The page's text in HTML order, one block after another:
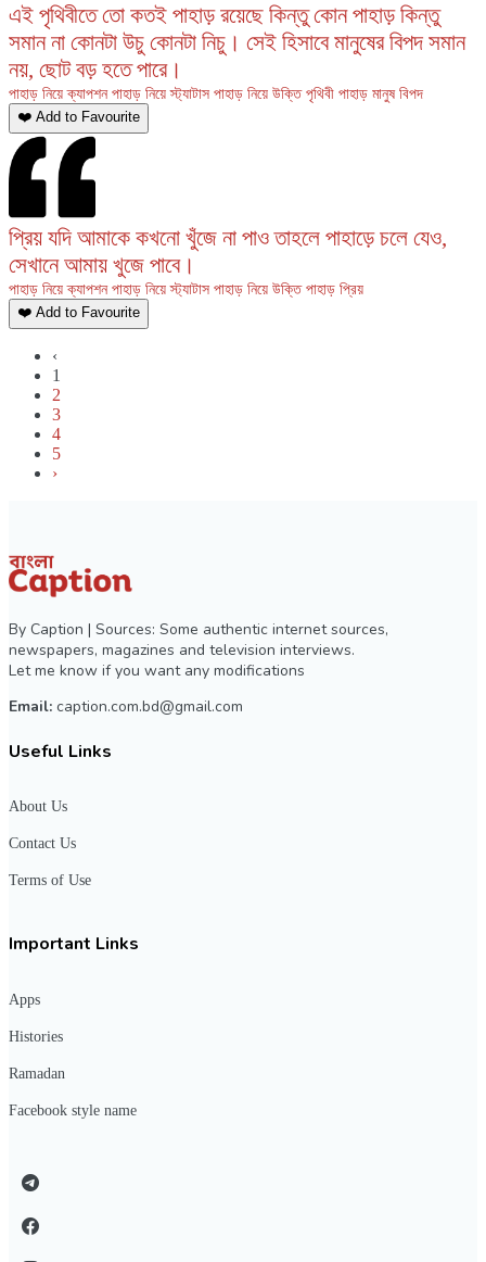
এই পৃথিবীতে তো কতই পাহাড় রয়েছে কিন্তু কোন পাহাড় কিন্তু
সমান না কোনটা উচু কোনটা নিচু। সেই হিসাবে মানুষের বিপদ সমান
নয়, ছোট বড় হতে পারে।
পাহাড় নিয়ে ক্যাপশন পাহাড় নিয়ে স্ট্যাটাস পাহাড় নিয়ে উক্তি পৃথিবী পাহাড় মানুষ বিপদ
❤️ Add to Favourite
প্রিয় যদি আমাকে কখনো খুঁজে না পাও তাহলে পাহাড়ে চলে যেও,
সেখানে আমায় খুজে পাবে।
পাহাড় নিয়ে ক্যাপশন পাহাড় নিয়ে স্ট্যাটাস পাহাড় নিয়ে উক্তি পাহাড় প্রিয়
❤️ Add to Favourite
‹
1
2
3
4
5
›
By Caption | Sources: Some authentic internet sources,
newspapers, magazines and television interviews.
Let me know if you want any modifications
Email: caption.com.bd@gmail.com
Useful Links
About Us
Contact Us
Terms of Use
Important Links
Apps
Histories
Ramadan
Facebook style name